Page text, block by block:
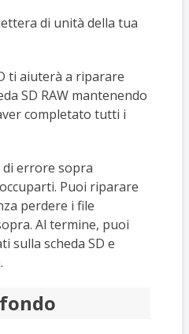
di unità della tua
ti aiuterà a riparare
SD RAW mantenendo
completato tutti i
di errore sopra
Puoi riparare
perdere i file
Al termine, puoi
sulla scheda SD e